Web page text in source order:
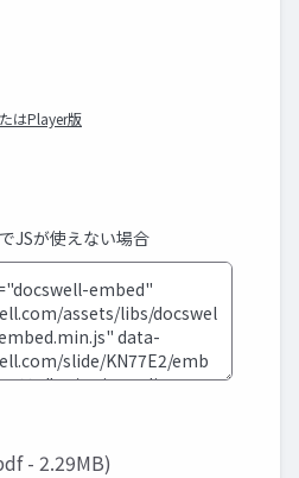
はPlayer版
JSが使えない場合
- 2.29MB)